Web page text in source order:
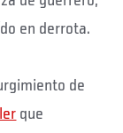
en derrota.
de
que